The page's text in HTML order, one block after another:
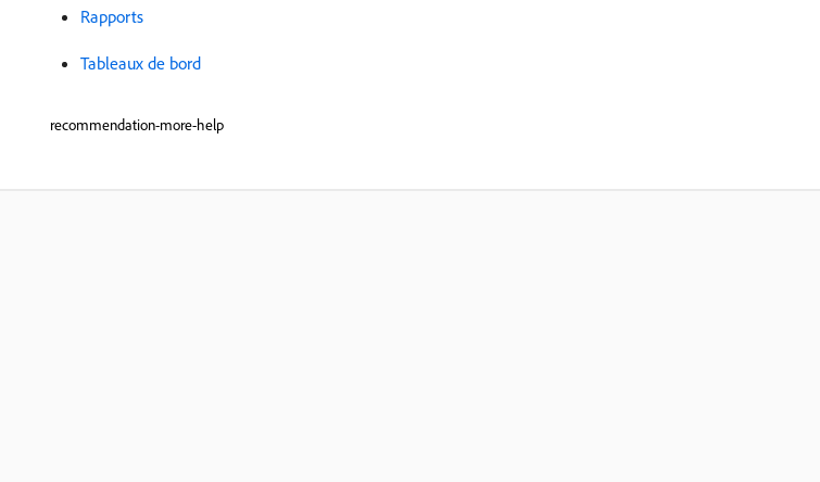
Rapports
Tableaux de bord
recommendation-more-help